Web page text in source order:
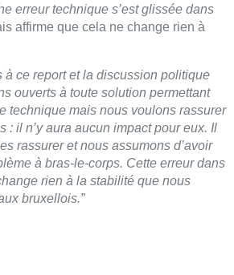
erreur technique s’est glissée dans
affirme que cela ne change rien à
à ce report et la discussion politique
ouverts à toute solution permettant
technique mais nous voulons rassurer
: il n’y aura aucun impact pour eux. Il
rassurer et nous assumons d’avoir
à bras-le-corps. Cette erreur dans
rien à la stabilité que nous
bruxellois.”